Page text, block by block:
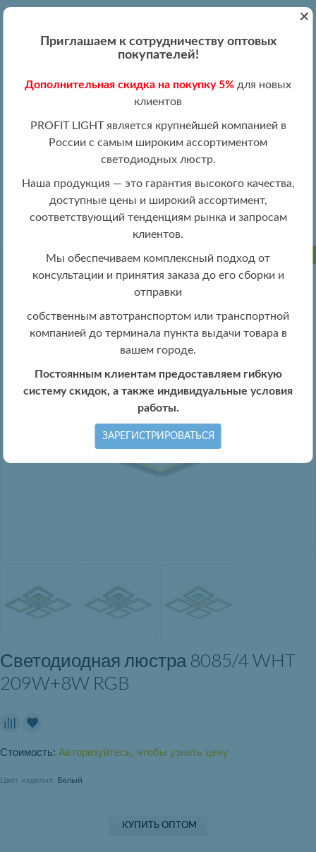
Регистрация
ПН-ПТ 09:00 - 19:00
info@profitlight.ru
Люстры оптом » Люстры LED оптом » 8085/4 WHT
РАСПРОДАЖА
Светодиодная люстра 8085/4 WHT
209W+8W RGB
Стоимость: Авторизуйтесь, чтобы узнать цену
Цвет изделия: Белый
КУПИТЬ ОПТОМ
+
Приглашаем к сотрудничеству оптовых
покупателей!
Дополнительная скидка на покупку 5% для новых
клиентов
PROFIT LIGHT является крупнейшей компанией в
России с самым широким ассортиментом
светодиодных люстр.
Наша продукция — это гарантия высокого качества,
доступные цены и широкий ассортимент,
соответствующий тенденциям рынка и запросам
клиентов.
Мы обеспечиваем комплексный подход от
консультации и принятия заказа до его сборки и
отправки
собственным автотранспортом или транспортной
компанией до терминала пункта выдачи товара в
вашем городе.
Постоянным клиентам предоставляем гибкую
систему скидок, а также индивидуальные условия
работы.
ЗАРЕГИСТРИРОВАТЬСЯ